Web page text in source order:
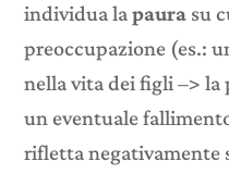
individua lapaura su
preoccupazione (es.:
nella vita dei figli –> la
un eventuale
rifletta negativamente